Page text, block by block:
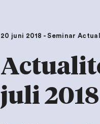
20 juni 2018 - Seminar
juli 2018